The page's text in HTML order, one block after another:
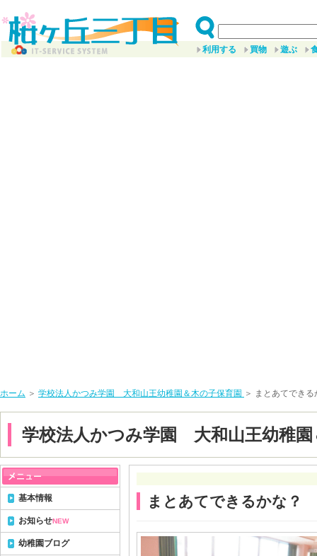
利用する 買物 遊ぶ
ホーム ＞ 学校法人かつみ学園 大和山王幼稚園＆木の子保育園 ＞ まとあてできる
学校法人かつみ学園 大和山王幼稚園
まとあてできるかな？
基本情報
お知らせNEW
幼稚園ブログ